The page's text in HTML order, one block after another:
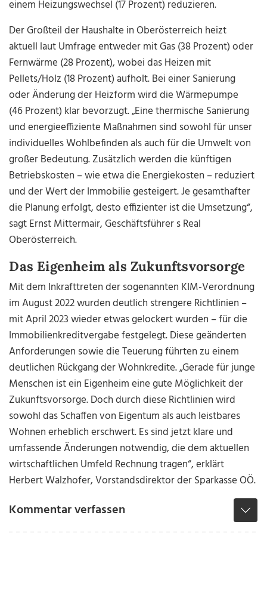
einem Heizungswechsel (17 Prozent) reduzieren.
Der Großteil der Haushalte in Oberösterreich heizt
aktuell laut Umfrage entweder mit Gas (38 Prozent) oder
Fernwärme (28 Prozent), wobei das Heizen mit
Pellets/Holz (18 Prozent) aufholt. Bei einer Sanierung
oder Änderung der Heizform wird die Wärmepumpe
(46 Prozent) klar bevorzugt. „Eine thermische Sanierung
und energieeffiziente Maßnahmen sind sowohl für unser
individuelles Wohlbefinden als auch für die Umwelt von
großer Bedeutung. Zusätzlich werden die künftigen
Betriebskosten – wie etwa die Energiekosten – reduziert
und der Wert der Immobilie gesteigert. Je gesamthafter
die Planung erfolgt, desto effizienter ist die Umsetzung“,
sagt Ernst Mittermair, Geschäftsführer s Real
Oberösterreich.
Das Eigenheim als Zukunftsvorsorge
Mit dem Inkrafttreten der sogenannten KIM-Verordnung
im August 2022 wurden deutlich strengere Richtlinien –
mit April 2023 wieder etwas gelockert wurden – für die
Immobilienkreditvergabe festgelegt. Diese geänderten
Anforderungen sowie die Teuerung führten zu einem
deutlichen Rückgang der Wohnkredite. „Gerade für junge
Menschen ist ein Eigenheim eine gute Möglichkeit der
Zukunftsvorsorge. Doch durch diese Richtlinien wird
sowohl das Schaffen von Eigentum als auch leistbares
Wohnen erheblich erschwert. Es sind jetzt klare und
umfassende Änderungen notwendig, die dem aktuellen
wirtschaftlichen Umfeld Rechnung tragen“, erklärt
Herbert Walzhofer, Vorstandsdirektor der Sparkasse OÖ.
Kommentar verfassen